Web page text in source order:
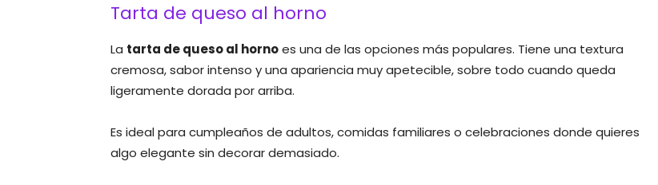
Tarta de queso al horno
La tarta de queso al hornoes una de las opciones más populares. Tiene una textura
cremosa, sabor intenso y una apariencia muy apetecible, sobre todo cuando queda
ligeramente dorada por arriba.
Es ideal para cumpleaños de adultos, comidas familiares o celebraciones donde quieres
algo elegante sin decorar demasiado.